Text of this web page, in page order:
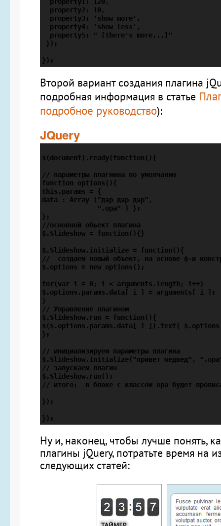
  property2: 10,
  property3: 'show more',
  property4: 'show less',
  property5: " [there's more...]"
});
Второй вариант создания плагина
подробная информация в статье
подробное руководство):
JQuery
$(document).ready(function(){
// параметры плагиина по умолчанию
function options(){
this.params = {
data : Array ("дэр дэр дэр",
              ".opa" ) };
};
//основной объект плагина
$.Slideshow = function(){}
$.Slideshow.initialize = function(){
//  создаем новый объект, на основе ф-и
$.options = new options();
for(var i = 0; i < arguments.length; i++)
$.options.params.data[ i ] = arguments[ i ];
}
// Управление плагином
$.Slideshow.run = function(){
$($.options.params.data[ 1 ]).text(
};
// инициализируем параметры плагина
$.Slideshow.initialize("привет медвед",
// запускаем плагин
$.Slideshow.run();
// итого;  в блоке с классом opa будет
});
Ну и, наконец, чтобы лучше понять,
плагины jQuery, потратьте время на
следующих статей: